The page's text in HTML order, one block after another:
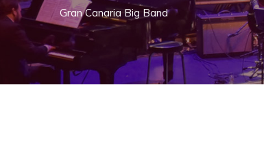
Gran Canaria Big Band